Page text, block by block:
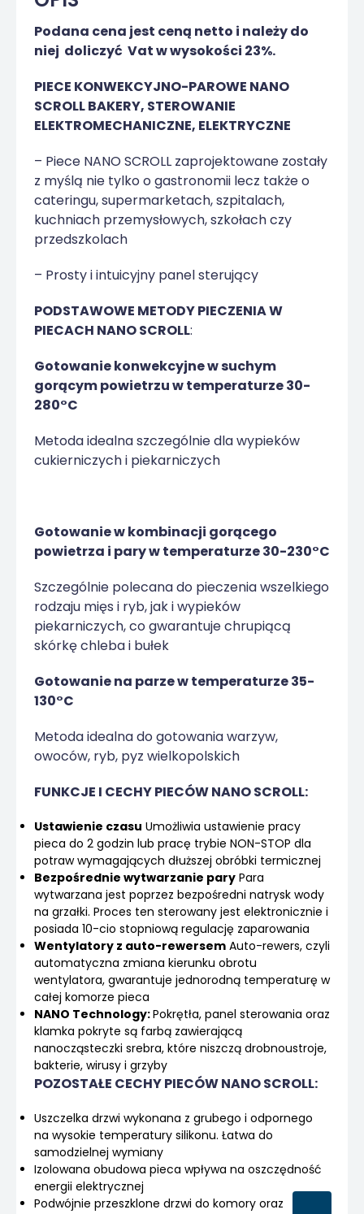
Podana cena jest ceną netto i należy do
niej doliczyć Vat w wysokości 23%.
PIECE KONWEKCYJNO-PAROWE NANO
SCROLL BAKERY, STEROWANIE
ELEKTROMECHANICZNE, ELEKTRYCZNE
– Piece NANO SCROLL zaprojektowane zostały
z myślą nie tylko o gastronomii lecz także o
cateringu, supermarketach, szpitalach,
kuchniach przemysłowych, szkołach czy
przedszkolach
– Prosty i intuicyjny panel sterujący
PODSTAWOWE METODY PIECZENIA W
PIECACH NANO SCROLL:
Gotowanie konwekcyjne w suchym
gorącym powietrzu w temperaturze 30-
280°C
Metoda idealna szczególnie dla wypieków
cukierniczych i piekarniczych
Gotowanie w kombinacji gorącego
powietrza i pary w temperaturze 30-230°C
Szczególnie polecana do pieczenia wszelkiego
rodzaju mięs i ryb, jak i wypieków
piekarniczych, co gwarantuje chrupiącą
skórkę chleba i bułek
Gotowanie na parze w temperaturze 35-
130°C
Metoda idealna do gotowania warzyw,
owoców, ryb, pyz wielkopolskich
FUNKCJE I CECHY PIECÓW NANO SCROLL:
Ustawienie czasu Umożliwia ustawienie pracy
pieca do 2 godzin lub pracę trybie NON-STOP dla
potraw wymagających dłuższej obróbki termicznej
Bezpośrednie wytwarzanie pary Para
wytwarzana jest poprzez bezpośredni natrysk wody
na grzałki. Proces ten sterowany jest elektronicznie i
posiada 10-cio stopniową regulację zaparowania
Wentylatory z auto-rewersem Auto-rewers, czyli
automatyczna zmiana kierunku obrotu
wentylatora, gwarantuje jednorodną temperaturę w
całej komorze pieca
NANO Technology:Pokrętła, panel sterowania oraz
klamka pokryte są farbą zawierającą
nanocząsteczki srebra, które niszczą drobnoustroje,
bakterie, wirusy i grzyby
POZOSTAŁE CECHY PIECÓW NANO SCROLL:
Uszczelka drzwi wykonana z grubego i odpornego
na wysokie temperatury silikonu. Łatwa do
samodzielnej wymiany
Izolowana obudowa pieca wpływa na oszczędność
energii elektrycznej
Podwójnie przeszklone drzwi do komory oraz